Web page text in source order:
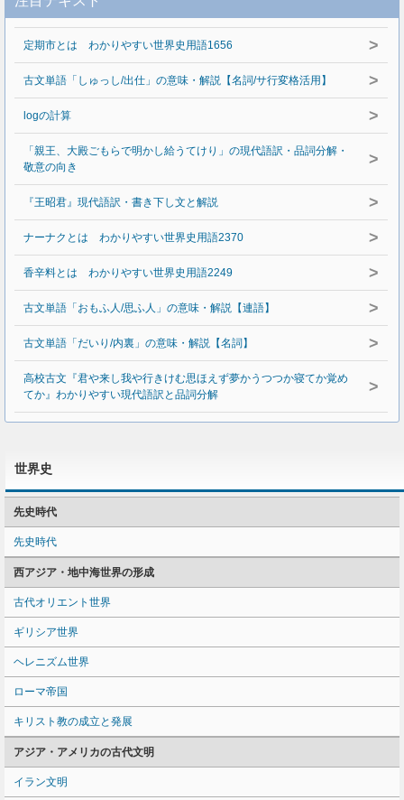
定期市とは わかりやすい世界史用語1656 >
古文単語「しゅっし/出仕」の意味・解説【名詞/サ行変格活用】 >
logの計算 >
「親王、大殿ごもらで明かし給うてけり」の現代語訳・品詞分解・
敬意の向き
>
『王昭君』現代語訳・書き下し文と解説 >
ナーナクとは わかりやすい世界史用語2370 >
香辛料とは わかりやすい世界史用語2249 >
古文単語「おもふ人/思ふ人」の意味・解説【連語】 >
古文単語「だいり/内裏」の意味・解説【名詞】 >
高校古文『君や来し我や行きけむ思ほえず夢かうつつか寝てか覚め
てか』わかりやすい現代語訳と品詞分解
>
世界史
先史時代
先史時代
西アジア・地中海世界の形成
古代オリエント世界
ギリシア世界
ヘレニズム世界
ローマ帝国
キリスト教の成立と発展
アジア・アメリカの古代文明
イラン文明